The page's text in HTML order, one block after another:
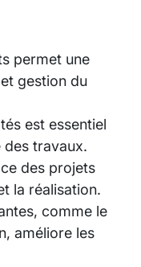
permet une
gestion du
est essentiel
des travaux.
des projets
la réalisation.
comme le
améliore les